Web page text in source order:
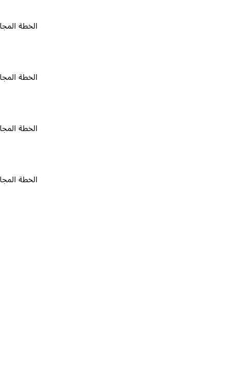
الخطة المجانية ٠
الخطة المجانية ٠
الخطة المجانية ٠
الخطة المجانية ٠